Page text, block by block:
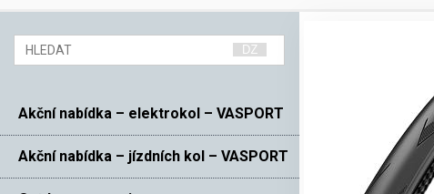
Akční nabídka – elektrokol – VASPORT
Akční nabídka – jízdních kol – VASPORT